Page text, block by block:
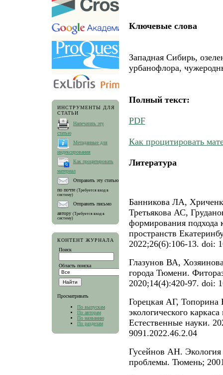
ИНСТРУМЕНТЫ ДЛЯ
СТАТЬИ
Напечатать эту
статью
Метаданные для
индексирования
Как процитировать
материал
Отправить эту статью
по почте (Требуется вход в
систему)
Отправить письмо
автору (Требуется вход в
систему)
КОНТЕНТ ЖУРНАЛА
Поиск
Область поиска
Просматривать
По выпускам
По авторам
По названию
По разделам
Ключевые слова
Западная Сибирь,
урбанофлора,
Полный текст:
PDF
Как процитировать
Литература
Банникова ЛА,
Третьякова АС,
формирования подхода
пространств
2022;26(6):106-13. doi:
Глазунов ВА,
города Тюмени.
2020;14(4):420-97. doi:
Горецкая АГ,
экологического
Естественные науки.
9091.2022.46.2.04
Гусейнов АН. Экология
проблемы. Тюмень;